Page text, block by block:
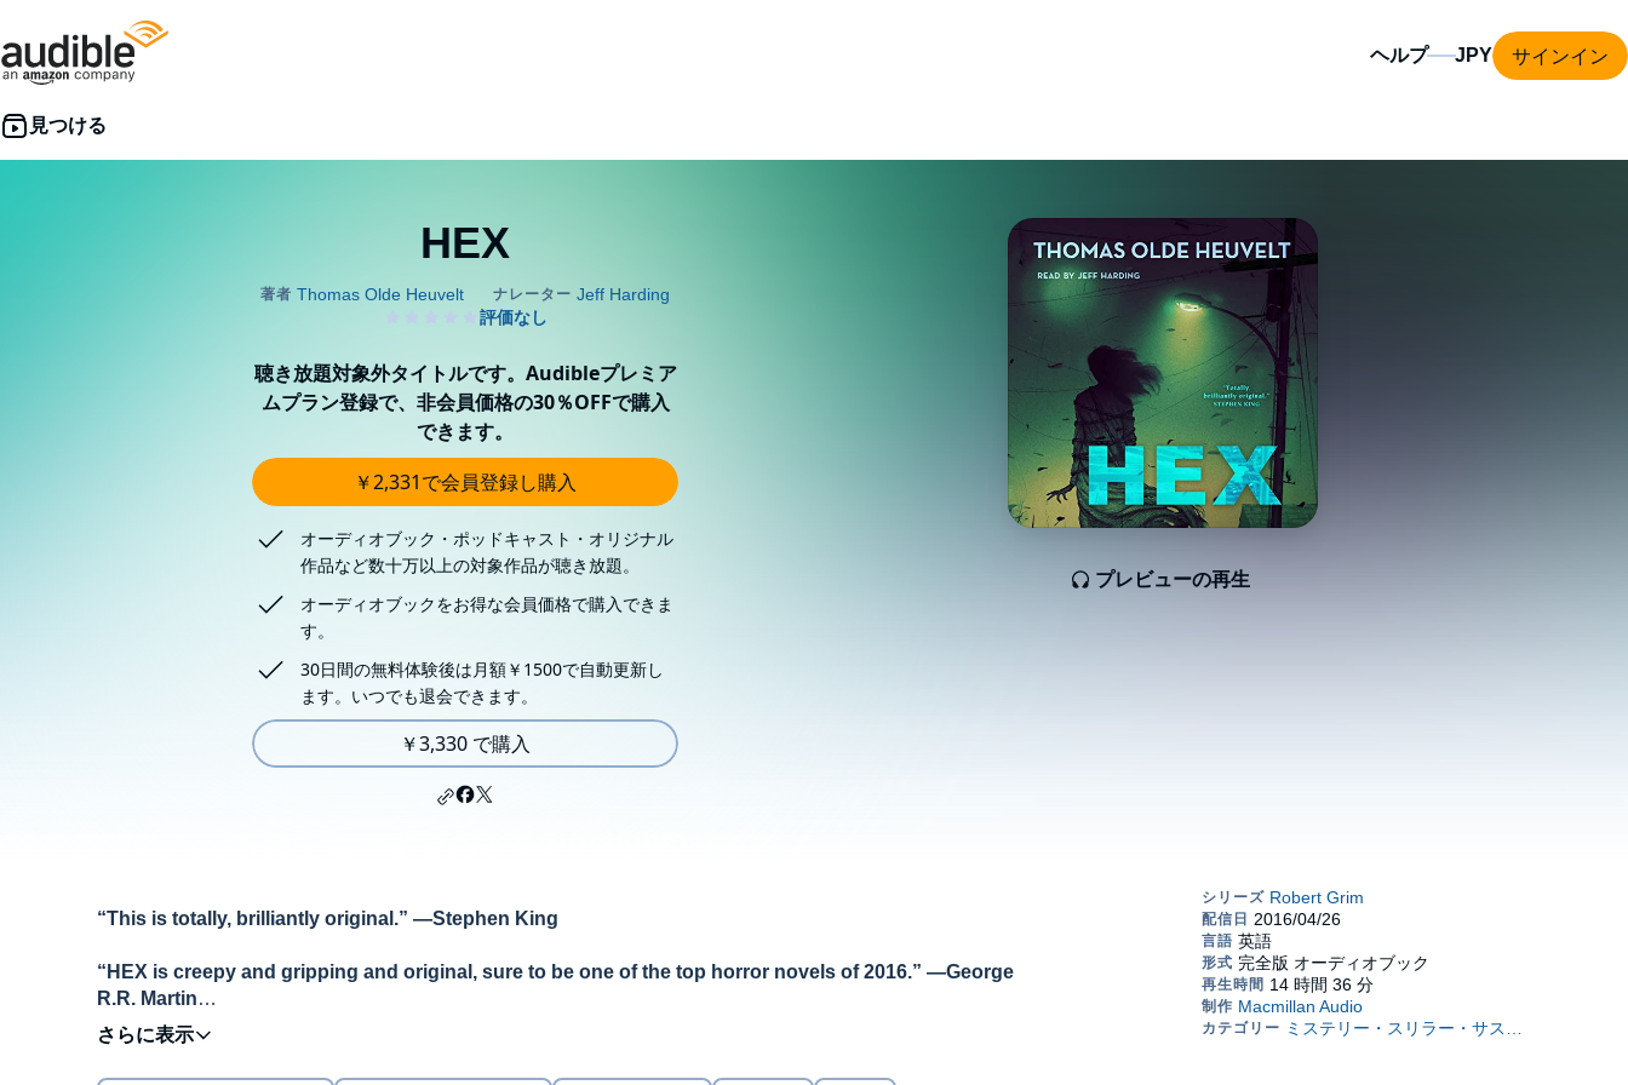
ヘルプ サインイン
HEX
プレビューの再生
聴き放題対象外タイトルです。Audibleプレミア
ムプラン登録で、非会員価格の30％OFFで購入
できます。
￥2,331で会員登録し購入
オーディオブック・ポッドキャスト・オリジナル
作品など数十万以上の対象作品が聴き放題。
オーディオブックをお得な会員価格で購入できま
す。
30日間の無料体験後は月額￥1500で自動更新し
ます。いつでも退会できます。
￥3,330 で購入
“This is totally, brilliantly original.” —Stephen King
“HEX is creepy and gripping and original, sure to be one of the top horror novels of 2016.” —George
R.R. Martin
The English language debut of the bestselling Dutch novel,
and World Fantasy award nominated talent to watch